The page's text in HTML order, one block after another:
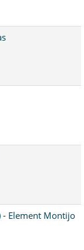
- Element Montijo